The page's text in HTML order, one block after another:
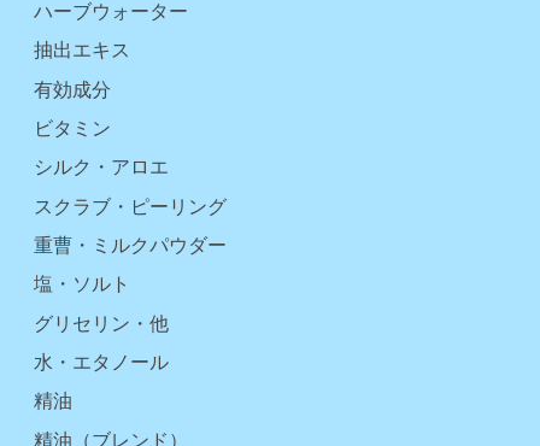
ハーブウォーター
抽出エキス
有効成分
ビタミン
シルク・アロエ
スクラブ・ピーリング
重曹・ミルクパウダー
塩・ソルト
グリセリン・他
水・エタノール
精油
精油（ブレンド）